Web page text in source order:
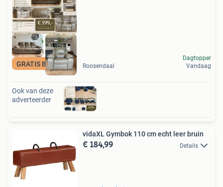
GRATIS BEZORGD Roosendaal
Dagtopper
Vandaag
Ook van deze
adverteerder
vidaXL Gymbok 110 cm echt leer bruin
€ 184,99 Details